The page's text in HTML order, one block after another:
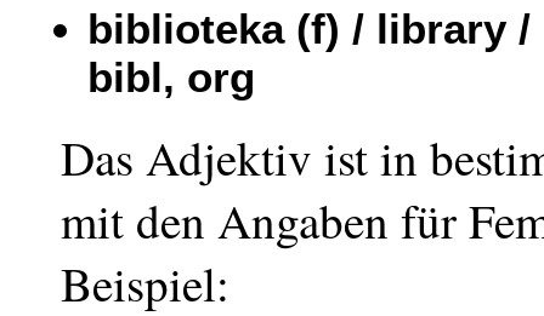
biblioteka (f) / library
bibl, org
Das Adjektiv ist in
mit den Angaben für
Beispiel: